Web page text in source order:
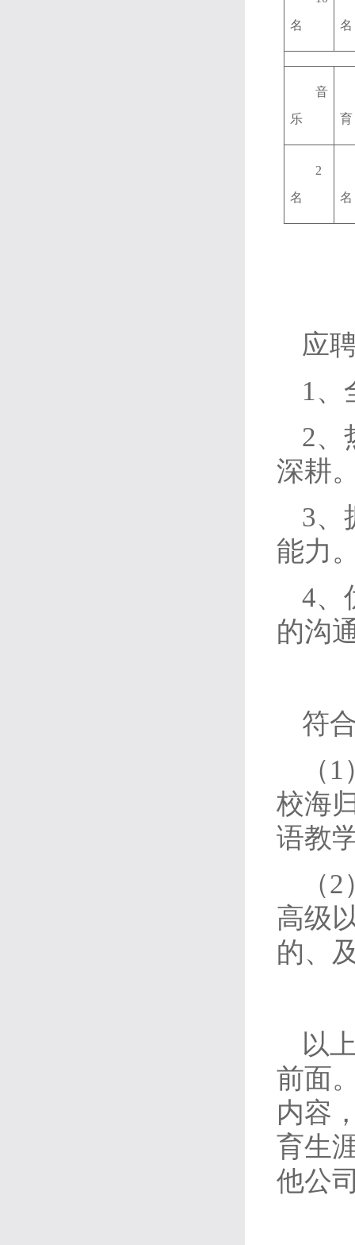
名
名
音
乐
育
2
名
名
应
1、
2、
深耕
3、
能力
4、
的沟
符
（
校海
语教
（
高级
的、
以
前面
内容
育生
他公